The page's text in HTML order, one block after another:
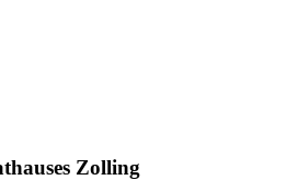
Zolling